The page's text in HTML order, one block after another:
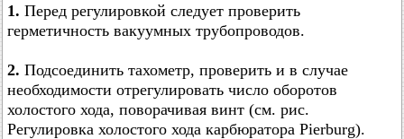
1. Перед регулировкой следует проверить
герметичность вакуумных трубопроводов.
2. Подсоединить тахометр, проверить и в случае
необходимости отрегулировать число оборотов
холостого хода, поворачивая винт (см. рис.
Регулировка холостого хода карбюратора Pierburg).